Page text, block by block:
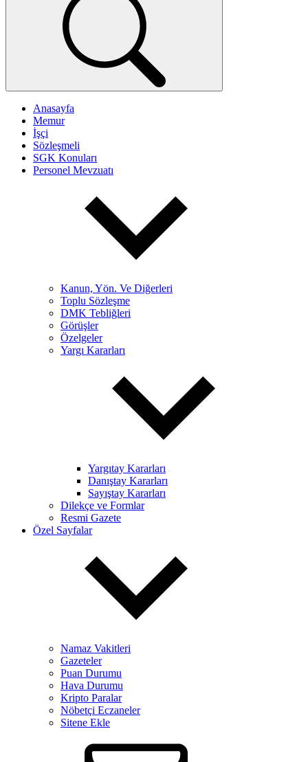
Anasayfa
Memur
İşçi
Sözleşmeli
SGK Konuları
Personel Mevzuatı
Kanun, Yön. Ve Diğerleri
Toplu Sözleşme
DMK Tebliğleri
Görüşler
Özelgeler
Yargı Kararları
Yargıtay Kararları
Danıştay Kararları
Sayıştay Kararları
Dilekçe ve Formlar
Resmi Gazete
Özel Sayfalar
Namaz Vakitleri
Gazeteler
Puan Durumu
Hava Durumu
Kripto Paralar
Nöbetçi Eczaneler
Sitene Ekle